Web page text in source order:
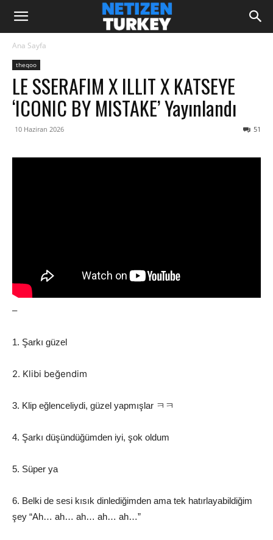
Ana Sayfa
theqoo
LE SSERAFIM X ILLIT X KATSEYE
‘ICONIC BY MISTAKE’ Yayınlandı
10 Haziran 2026 51
–
1. Şarkı güzel
2. Klibi beğendim
3. Klip eğlenceliydi, güzel yapmışlar ㅋㅋ
4. Şarkı düşündüğümden iyi, şok oldum
5. Süper ya
6. Belki de sesi kısık dinlediğimden ama tek hatırlayabildiğim
şey “Ah… ah… ah… ah… ah…”